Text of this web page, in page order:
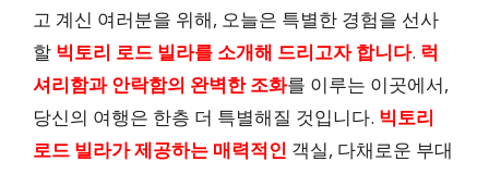
고 계신 여러분을 위해, 오늘은 특별한 경험을 선사
할 빅토리 로드 빌라를 소개해 드리고자 합니다. 럭
셔리함과 안락함의 완벽한 조화를 이루는 이곳에서,
당신의 여행은 한층 더 특별해질 것입니다. 빅토리
로드 빌라가 제공하는 매력적인 객실, 다채로운 부대